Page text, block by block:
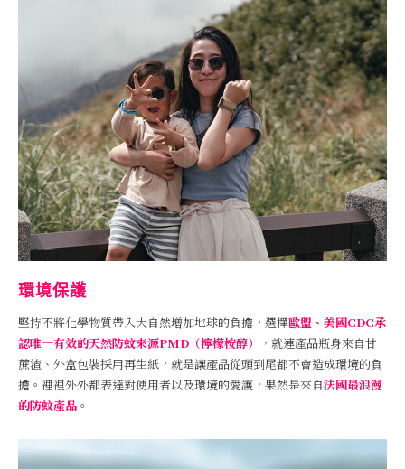
環境保護
堅持不將化學物質帶入大自然增加地球的負擔，選擇歐盟、美國CDC承
認唯一有效的天然防蚊來源PMD（檸檬桉醇）
，就連產品瓶身來自甘
蔗渣、外盒包裝採用再生紙，就是讓產品從頭到尾都不會造成環境的負
擔。裡裡外外都表達對使用者以及環境的愛護，果然是來自法國最浪漫
的防蚊產品 。